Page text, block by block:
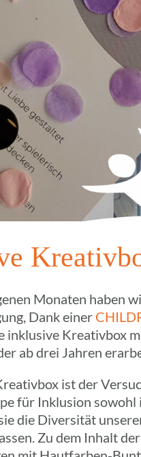
Monaten haben
Dank einer
inklu­sive Krea­tiv­box
ab drei Jahren
ist der
für Inklu­sion
die Diver­si­tät
Zu dem Inhalt